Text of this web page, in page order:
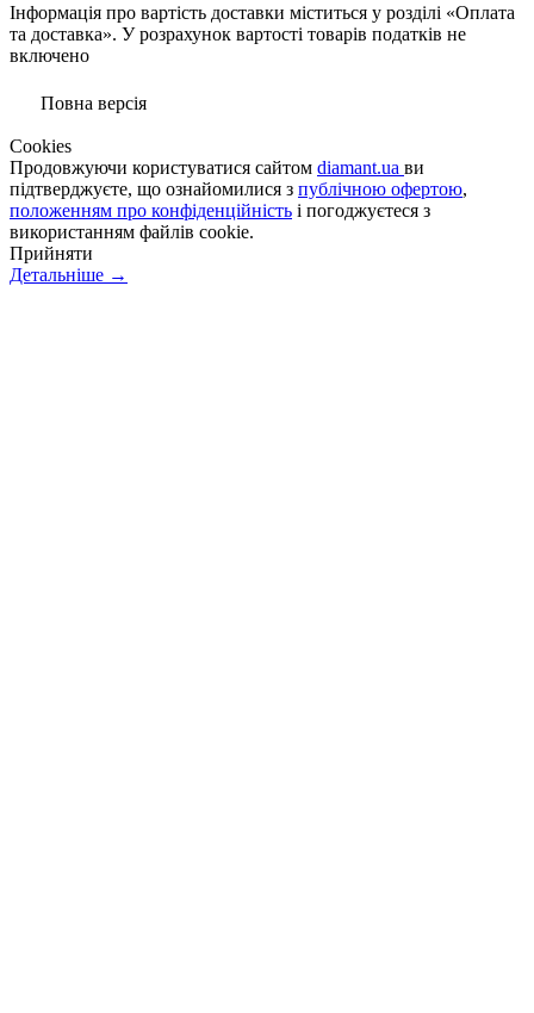
Інформація про вартість доставки міститься у розділі «Оплата
та доставка». У розрахунок вартості товарів податків не
включено
Повна версія
Сookies
Продовжуючи користуватися сайтом diamant.ua ви
підтверджуєте, що ознайомилися з публічною офертою,
положенням про конфіденційність і погоджуєтеся з
використанням файлів cookie.
Прийняти
Детальніше →